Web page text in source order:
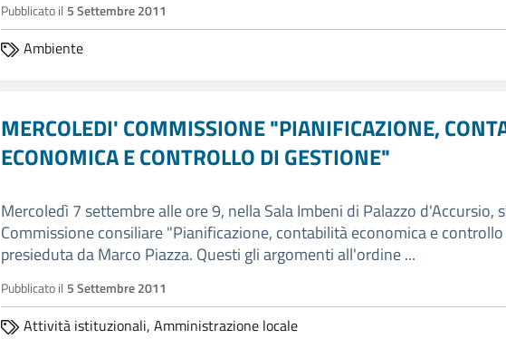
Pubblicato il 5 Settembre 2011
Ambiente
MERCOLEDI' COMMISSIONE "PIANIFICAZIONE,
ECONOMICA E CONTROLLO DI GESTIONE"
Mercoledì 7 settembre alle ore 9, nella Sala Imbeni di Palazzo d'Accursio,
Commissione consiliare "Pianificazione, contabilità economica e
presieduta da Marco Piazza. Questi gli argomenti all'ordine ...
Pubblicato il 5 Settembre 2011
Attività istituzionali, Amministrazione locale